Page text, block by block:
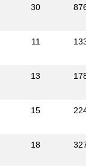
30
11
13
15
18